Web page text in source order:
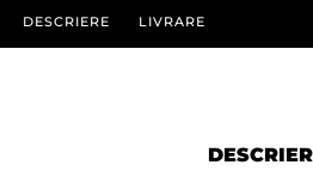
DESCRIERE LIVRARE